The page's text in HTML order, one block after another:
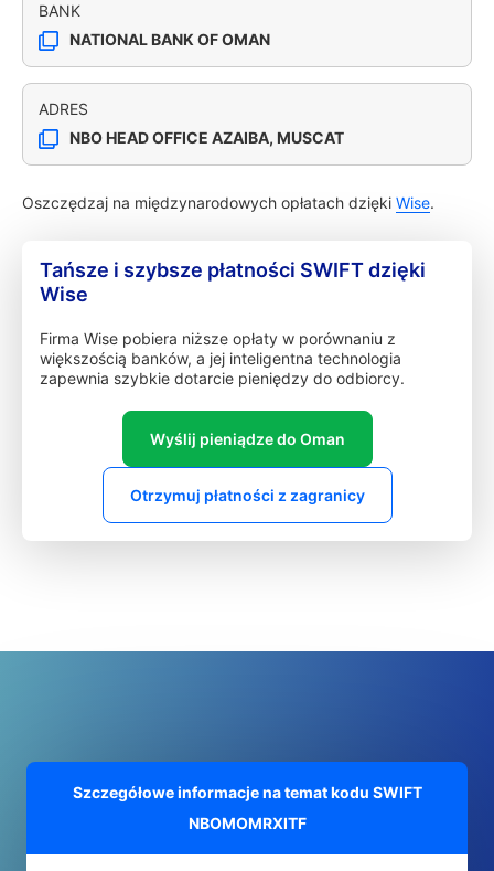
BANK
NATIONAL BANK OF OMAN
ADRES
NBO HEAD OFFICE AZAIBA, MUSCAT
Oszczędzaj na międzynarodowych opłatach dzięki Wise.
Tańsze i szybsze płatności SWIFT dzięki
Wise
Firma Wise pobiera niższe opłaty w porównaniu z
większością banków, a jej inteligentna technologia
zapewnia szybkie dotarcie pieniędzy do odbiorcy.
Wyślij pieniądze do Oman
Otrzymuj płatności z zagranicy
Szczegółowe informacje na temat kodu SWIFT
NBOMOMRXITF